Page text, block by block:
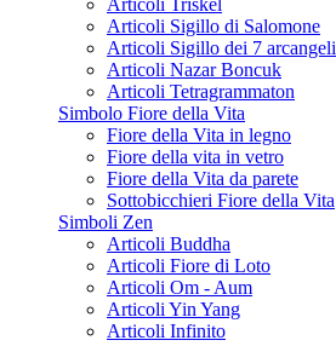
Articoli Triskel
Articoli Sigillo di Salomone
Articoli Sigillo dei 7 arcangeli
Articoli Nazar Boncuk
Articoli Tetragrammaton
Simbolo Fiore della Vita
Fiore della Vita in legno
Fiore della vita in vetro
Fiore della Vita da parete
Sottobicchieri Fiore della Vita
Simboli Zen
Articoli Buddha
Articoli Fiore di Loto
Articoli Om - Aum
Articoli Yin Yang
Articoli Infinito